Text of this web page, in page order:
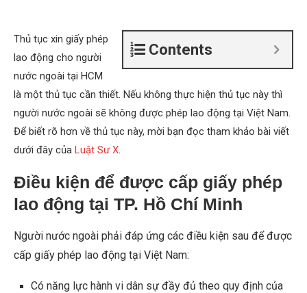
Contents
Thủ tục xin giấy phép
lao động cho người
nước ngoài tại HCM
là một thủ tục cần thiết. Nếu không thực hiện thủ tục này thì
người nước ngoài sẽ không được phép lao động tại Việt Nam.
Để biết rõ hơn về thủ tục này, mời bạn đọc tham khảo bài viết
dưới đây của Luật Sư X.
Điều kiện để được cấp giấy phép
lao động tại TP. Hồ Chí Minh
Người nước ngoài phải đáp ứng các điều kiện sau để được
cấp giấy phép lao động tại Việt Nam:
Có năng lực hành vi dân sự đầy đủ theo quy định của